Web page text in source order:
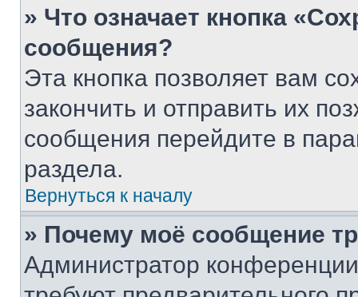
» Что означает кнопка
сообщения?
Эта кнопка позволяет вам
закончить и отправить их
сообщения перейдите в
раздела.
Вернуться к началу
» Почему моё сообщение
Администратор